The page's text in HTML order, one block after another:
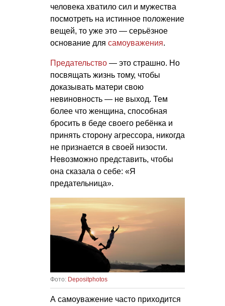
человека хватило сил и мужества
посмотреть на истинное положение
вещей, то уже это — серьёзное
основание для самоуважения.
Предательство — это страшно. Но
посвящать жизнь тому, чтобы
доказывать матери свою
невиновность — не выход. Тем
более что женщина, способная
бросить в беде своего ребёнка и
принять сторону агрессора, никогда
не признается в своей низости.
Невозможно представить, чтобы
она сказала о себе: «Я
предательница».
Фото: Depositphotos
А самоуважение часто приходится